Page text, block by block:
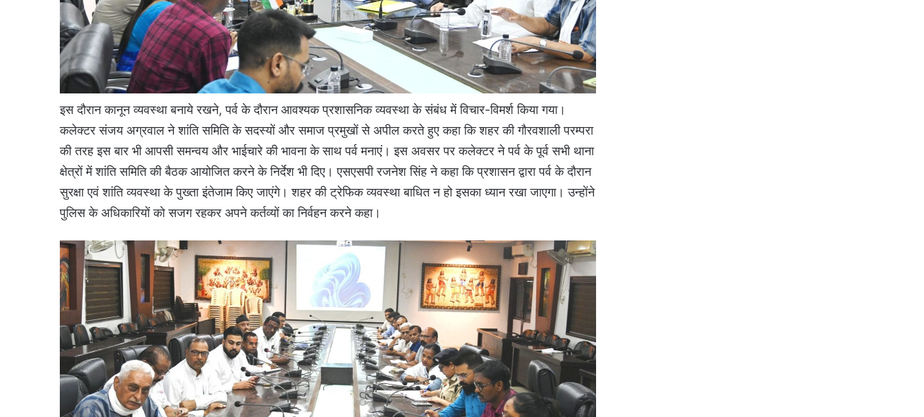
इस दौरान कानून व्यवस्था बनाये रखने, पर्व के दौरान आवश्यक प्रशासनिक व्यवस्था के संबंध में विचार-विमर्श किया गया।
कलेक्टर संजय अग्रवाल ने शांति समिति के सदस्यों और समाज प्रमुखों से अपील करते हुए कहा कि शहर की गौरवशाली परम्परा
की तरह इस बार भी आपसी समन्वय और भाईचारे की भावना के साथ पर्व मनाएं। इस अवसर पर कलेक्टर ने पर्व के पूर्व सभी थाना
क्षेत्रों में शांति समिति की बैठक आयोजित करने के निर्देश भी दिए। एसएसपी रजनेश सिंह ने कहा कि प्रशासन द्वारा पर्व के दौरान
सुरक्षा एवं शांति व्यवस्था के पुख्ता इंतेजाम किए जाएंगे। शहर की ट्रेफिक व्यवस्था बाधित न हो इसका ध्यान रखा जाएगा। उन्होंने
पुलिस के अधिकारियों को सजग रहकर अपने कर्तव्यों का निर्वहन करने कहा।